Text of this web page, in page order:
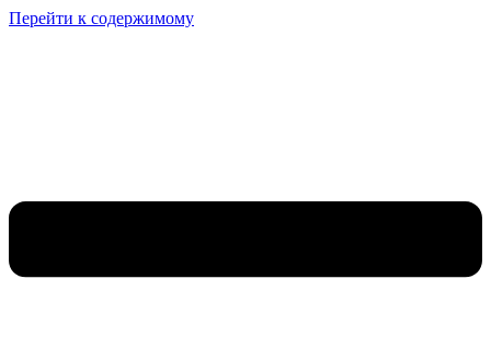
Перейти к содержимому